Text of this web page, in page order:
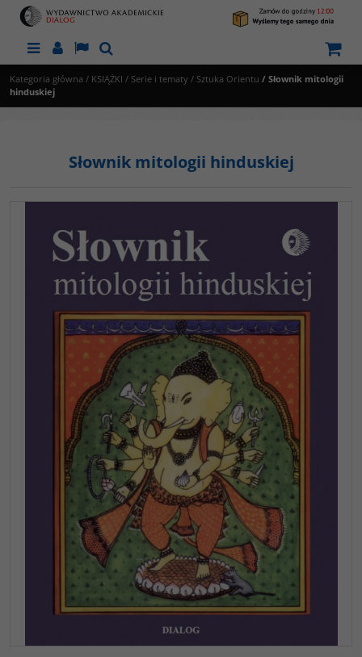
MenuPanelLangSzukaj
Kategoria główna / KSIĄŻKI / Serie i tematy / Sztuka Orientu / Słownik mitologii
hinduskiej
Słownik mitologii hinduskiej